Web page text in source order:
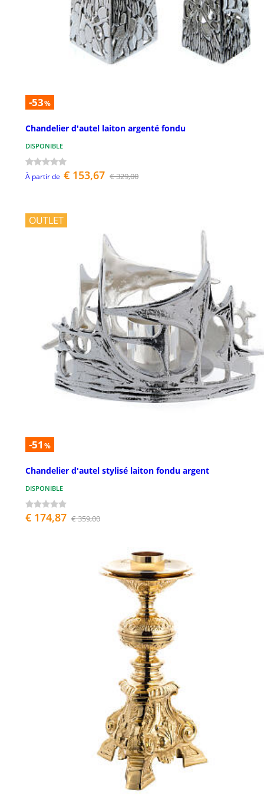
-53%
Chandelier d'autel laiton argenté fondu
DISPONIBLE
À partir de € 153,67 € 329,00
OUTLET
-51 %
Chandelier d'autel stylisé laiton fondu argent
DISPONIBLE
€ 174,87 € 359,00